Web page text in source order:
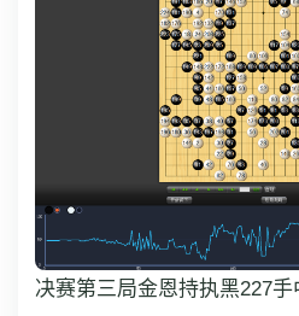
决赛第三局金恩持执黑227手